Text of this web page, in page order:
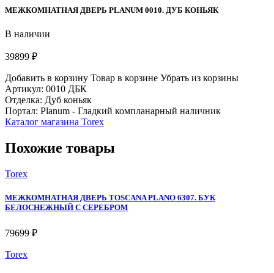
МЕЖКОМНАТНАЯ ДВЕРЬ PLANUM 0010. ДУБ КОНЬЯК
В наличии
39899 ₽
Добавить в корзину Товар в корзине Убрать из корзины
Артикул: 0010 ДБК
Отделка: Дуб коньяк
Портал: Planum - Гладкий компланарный наличник
Каталог магазина Torex
Похожие товары
Torex
МЕЖКОМНАТНАЯ ДВЕРЬ TOSCANA PLANO 6307. БУК
БЕЛОСНЕЖНЫЙ С СЕРЕБРОМ
79699 ₽
Torex